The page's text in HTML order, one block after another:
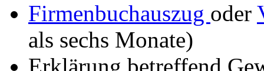
Firmenbuchauszug oder
als sechs Monate)